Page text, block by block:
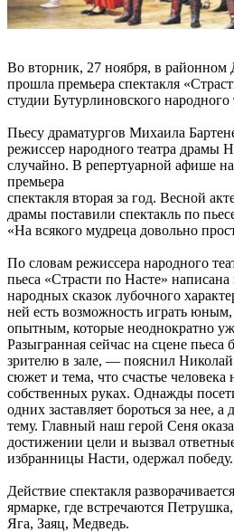
Во вторник, 27 ноября, в районном
прошла премьера спектакля
студии Бутурлиновского народного
Пьесу драматургов Михаила
режиссер народного театра драмы
случайно. В репертуарной афише
премьера
спектакля вторая за год. Весной
драмы поставили спектакль по
«На всякого мудреца довольно
По словам режиссера народного
пьеса «Страсти по Насте»
народных сказок лубочного
ней есть возможность играть
опытным, которые неоднократно
Разыгранная сейчас на сцене пьеса
зрителю в зале, — пояснил
сюжет и тема, что счастье человека
собственных руках. Однажды
одних заставляет бороться за нее,
тему. Главный наш герой Сеня
достижении цели и вызвал
избранницы Насти, одержал победу.
Действие спектакля
ярмарке, где встречаются
Яга, Заяц, Медведь.